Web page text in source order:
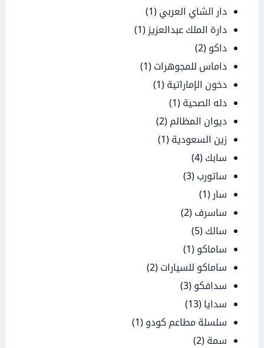
دار الشاي العربي (1)
دارة الملك عبدالعزيز (1)
داكو (2)
داماس للمجوهرات (1)
دخون الإماراتية (1)
دله الصحية (1)
ديوان المظالم (2)
زين السعودية (1)
سابك (4)
ساتورب (3)
سار (1)
ساسرف (2)
سالك (5)
ساماكو (1)
ساماكو للسيارات (2)
سدافكو (3)
سدايا (13)
سلسلة مطاعم كودو (1)
سمة (2)